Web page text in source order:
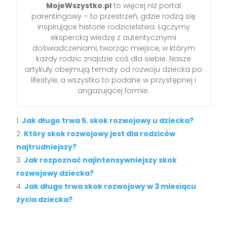
MojeWszystko.pl to więcej niż portal
parentingowy – to przestrzeń, gdzie rodzą się
inspirujące historie rodzicielstwa. Łączymy
ekspercką wiedzę z autentycznymi
doświadczeniami, tworząc miejsce, w którym
każdy rodzic znajdzie coś dla siebie. Nasze
artykuły obejmują tematy od rozwoju dziecka po
lifestyle, a wszystko to podane w przystępnej i
angażującej formie.
Jak długo trwa 5. skok rozwojowy u dziecka?
Który skok rozwojowy jest dla rodziców
najtrudniejszy?
Jak rozpoznać najintensywniejszy skok
rozwojowy dziecka?
Jak długo trwa skok rozwojowy w 3 miesiącu
życia dziecka?